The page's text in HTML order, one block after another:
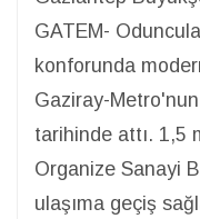
GATEM-
konforunda
Gaziray-
tarihinde attı. 1,5
Organize Sanayi
ulaşıma geçiş